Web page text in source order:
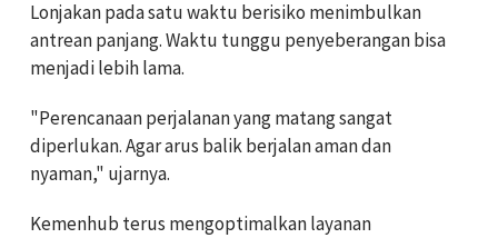
Lonjakan pada satu waktu berisiko menimbulkan
antrean panjang. Waktu tunggu penyeberangan bisa
menjadi lebih lama.
"Perencanaan perjalanan yang matang sangat
diperlukan. Agar arus balik berjalan aman dan
nyaman," ujarnya.
Kemenhub terus mengoptimalkan layanan